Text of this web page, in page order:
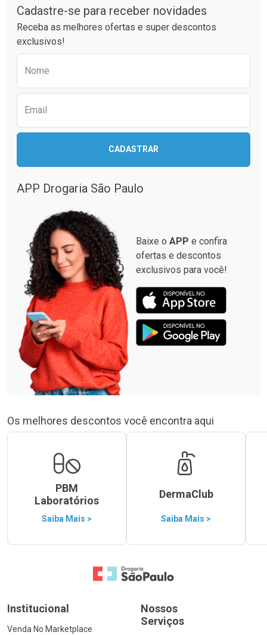
Ativar Desconto
Comprar sem Desconto
Comprar sem Desconto
Por R$ 32,26/cada
Ativar Desconto
Comprar sem Desconto
Comprar sem Desconto
Cadastre-se para receber novidades
Receba as melhores ofertas e super descontos
exclusivos!
Nome
Email
CADASTRAR
APP Drogaria São Paulo
Baixe o APP e confira
ofertas e descontos
exclusivos para você!
Os melhores descontos você encontra aqui
PBM
Laboratórios
Saiba Mais >
DermaClub
Saiba Mais >
Ir para a Home
Institucional
Venda No Marketplace
Nossos
Serviços